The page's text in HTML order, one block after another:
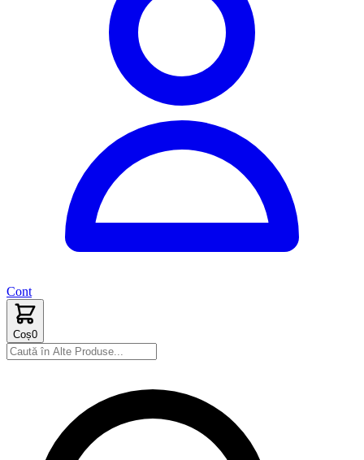
Cont
Coș0